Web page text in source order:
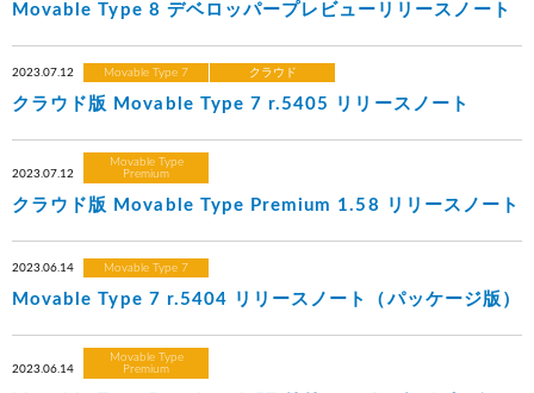
Movable Type 8 デベロッパープレビューリリースノート
2023.07.12 Movable Type 7 クラウド
クラウド版 Movable Type 7 r.5405 リリースノート
2023.07.12
Movable Type
Premium
クラウド版 Movable Type Premium 1.58 リリースノート
2023.06.14 Movable Type 7
Movable Type 7 r.5404 リリースノート（パッケージ版）
2023.06.14
Movable Type
Premium